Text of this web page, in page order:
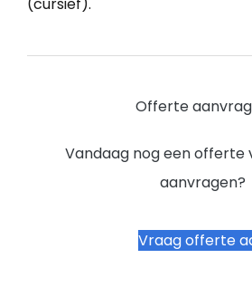
Offerte
Vandaag nog een offerte
aanvragen?
Vraag offerte